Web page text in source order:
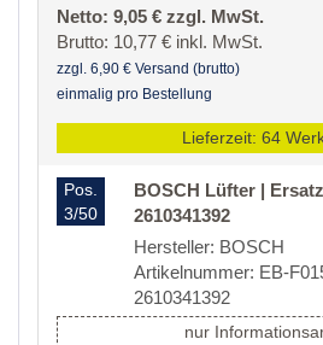
Netto: 9,05 € zzgl. MwSt.
Brutto: 10,77 € inkl. MwSt.
zzgl. 6,90 € Versand (brutto)
einmalig pro Bestellung
Lieferzeit: 64
Pos.
3/50
BOSCH Lüfter |
2610341392
Hersteller: BOSCH
Artikelnummer: EB-
2610341392
nur